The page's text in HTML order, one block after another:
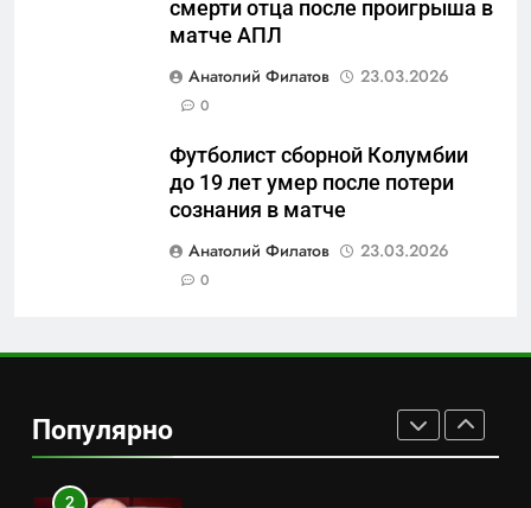
смерти отца после проигрыша в
матче АПЛ
Анатолий Филатов
23.03.2026
0
Футболист сборной Колумбии
до 19 лет умер после потери
сознания в матче
Анатолий Филатов
23.03.2026
0
Популярно
провалов и уязвимости
региона
Зачистка неба: Силовой
передел авиаотрасли
САНКТ-ПЕТЕРБУРГ И ОБЛАСТЬ
данные о складах с военной
продукцией: предприятия
обратились в СК
САНКТ-ПЕТЕРБУРГ И ОБЛАСТЬ
2